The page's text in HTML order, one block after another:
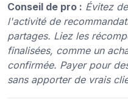
Conseil de pro : Évitez
l'activité de
partages. Liez les
finalisées, comme un
confirmée. Payer pour
sans apporter de vrais